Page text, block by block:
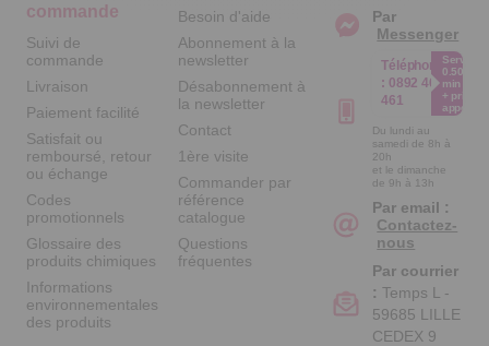
commande
Suivi de
commande
Livraison
Paiement facilité
Satisfait ou
remboursé, retour
ou échange
Codes
promotionnels
Glossaire des
produits chimiques
Informations
environnementales
des produits
Besoin d'aide
Abonnement à la
newsletter
Désabonnement à
la newsletter
Contact
1ère visite
Commander par
référence
catalogue
Questions
fréquentes
Par
Messenger
Téléphone
: 0892 461
461
Service
0.50€ /
min
+ prix
appel
Du lundi au
samedi de 8h à
20h
et le dimanche
de 9h à 13h
Par email :
Contactez-
nous
Par courrier
: Temps L -
59685 LILLE
CEDEX 9